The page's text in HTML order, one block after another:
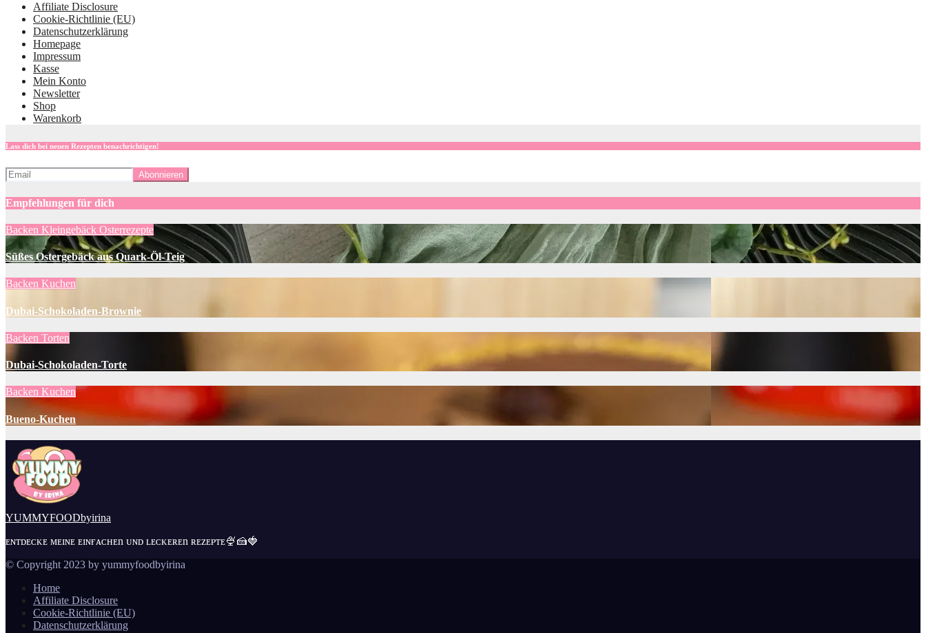
Affiliate Disclosure
Cookie-Richtlinie (EU)
Datenschutzerklärung
Homepage
Impressum
Kasse
Mein Konto
Newsletter
Shop
Warenkorb
Lass dich bei neuen Rezepten benachrichtigen!
Empfehlungen für dich
Backen Kleingebäck Osterrezepte
Süßes Ostergebäck aus Quark-Öl-Teig
Backen Kuchen
Dubai-Schokoladen-Brownie
Backen Torten
Dubai-Schokoladen-Torte
Backen Kuchen
Bueno-Kuchen
YUMMYFOODbyirina
ᴇɴᴛᴅᴇᴄᴋᴇ ᴍᴇɪɴᴇ ᴇɪɴғᴀᴄʜᴇn ᴜɴᴅ ʟᴇᴄᴋᴇʀᴇn ʀᴇᴢᴇᴘᴛᴇ🍨🍰🍓
© Copyright 2023 by yummyfoodbyirina
Home
Affiliate Disclosure
Cookie-Richtlinie (EU)
Datenschutzerklärung